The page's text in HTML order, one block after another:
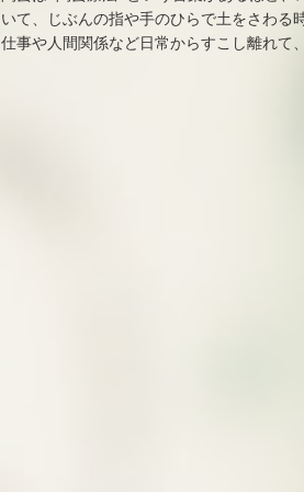
いて、じぶんの指や手のひらで土をさわる
仕事や人間関係など日常からすこし離れて